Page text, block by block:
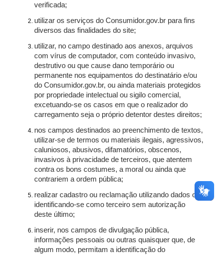
verificada;
utilizar os serviços do Consumidor.gov.br para fins
diversos das finalidades do site;
utilizar, no campo destinado aos anexos, arquivos
com vírus de computador, com conteúdo invasivo,
destrutivo ou que cause dano temporário ou
permanente nos equipamentos do destinatário e/ou
do Consumidor.gov.br, ou ainda materiais protegidos
por propriedade intelectual ou sigilo comercial,
excetuando-se os casos em que o realizador do
carregamento seja o próprio detentor destes direitos;
nos campos destinados ao preenchimento de textos,
utilizar-se de termos ou materiais ilegais, agressivos,
caluniosos, abusivos, difamatórios, obscenos,
invasivos à privacidade de terceiros, que atentem
contra os bons costumes, a moral ou ainda que
contrariem a ordem pública;
realizar cadastro ou reclamação utilizando dados ou
identificando-se como terceiro sem autorização
deste último;
inserir, nos campos de divulgação pública,
informações pessoais ou outras quaisquer que, de
algum modo, permitam a identificação do